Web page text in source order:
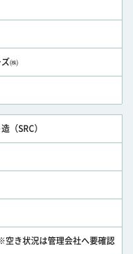
ズ㈱
（SRC）
き状況は管理会社へ要確認